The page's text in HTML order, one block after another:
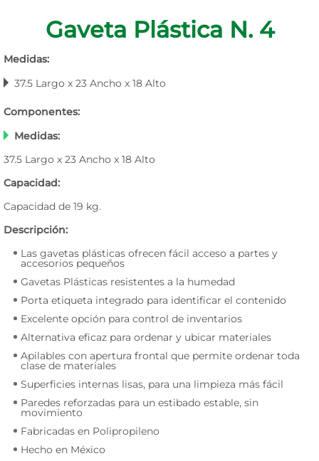
Gaveta Plástica N. 4
Medidas:
37.5 Largo x 23 Ancho x 18 Alto
Componentes:
Medidas:
37.5 Largo x 23 Ancho x 18 Alto
Capacidad:
Capacidad de 19 kg.
Descripción:
Las gavetas plásticas ofrecen fácil acceso a partes y
accesorios pequeños
Gavetas Plásticas resistentes a la humedad
Porta etiqueta integrado para identificar el contenido
Excelente opción para control de inventarios
Alternativa eficaz para ordenar y ubicar materiales
Apilables con apertura frontal que permite ordenar toda
clase de materiales
Superficies internas lisas, para una limpieza más fácil
Paredes reforzadas para un estibado estable, sin
movimiento
Fabricadas en Polipropileno
Hecho en México